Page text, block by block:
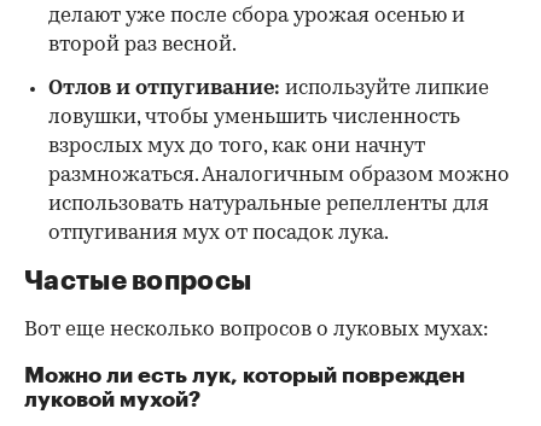
делают уже после сбора урожая осенью и
второй раз весной.
Отлов и отпугивание: используйте липкие
ловушки, чтобы уменьшить численность
взрослых мух до того, как они начнут
размножаться. Аналогичным образом можно
использовать натуральные репелленты для
отпугивания мух от посадок лука.
Частые вопросы
Вот еще несколько вопросов о луковых мухах:
Можно ли есть лук, который поврежден
луковой мухой?